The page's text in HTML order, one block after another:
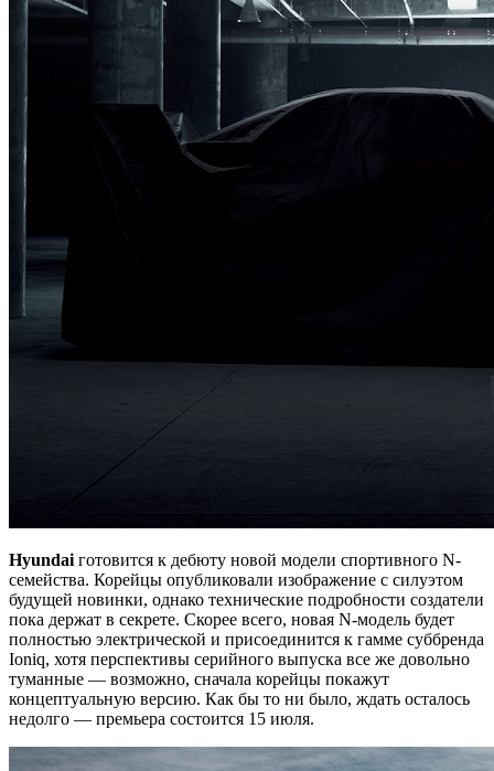
Hyundai готовится к дебюту новой модели спортивного N-
семейства. Корейцы опубликовали изображение с силуэтом
будущей новинки, однако технические подробности создатели
пока держат в секрете. Скорее всего, новая N-модель будет
полностью электрической и присоединится к гамме суббренда
Ioniq, хотя перспективы серийного выпуска все же довольно
туманные — возможно, сначала корейцы покажут
концептуальную версию. Как бы то ни было, ждать осталось
недолго — премьера состоится 15 июля.